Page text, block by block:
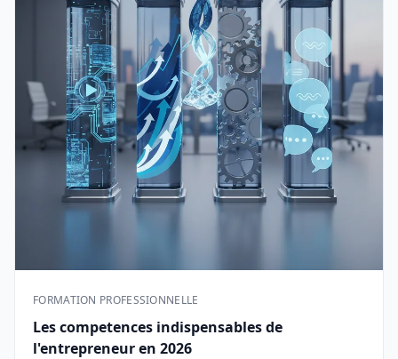
FORMATION PROFESSIONNELLE
Les competences indispensables de
l'entrepreneur en 2026